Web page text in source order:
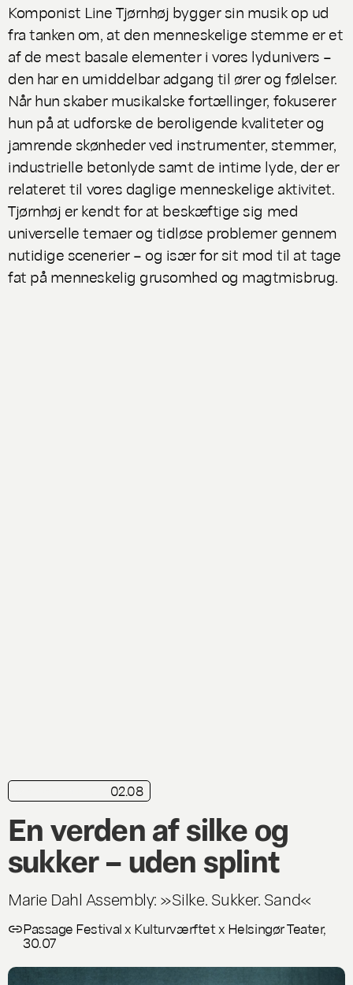
Komponist Line Tjørnhøj bygger sin musik op ud
fra tanken om, at den menneskelige stemme er et
af de mest basale elementer i vores lydunivers –
den har en umiddelbar adgang til ører og følelser.
Når hun skaber musikalske fortællinger, fokuserer
hun på at udforske de beroligende kvaliteter og
jamrende skønheder ved instrumenter, stemmer,
industrielle betonlyde samt de intime lyde, der er
relateret til vores daglige menneskelige aktivitet.
Tjørnhøj er kendt for at beskæftige sig med
universelle temaer og tidløse problemer gennem
nutidige scenerier – og især for sit mod til at tage
fat på menneskelig grusomhed og magtmisbrug.
02.08
En verden af silke og
sukker – uden splint
Marie Dahl Assembly: »Silke. Sukker. Sand«
Passage Festival x Kulturværftet x Helsingør Teater,
30.07